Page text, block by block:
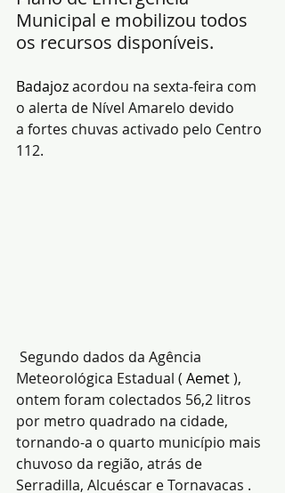
Municipal e mobilizou todos
os recursos disponíveis.
Badajoz acordou na sexta-feira com
o alerta de Nível Amarelo devido
a fortes chuvas activado pelo Centro
112.
Segundo dados da Agência
Meteorológica Estadual ( Aemet),
ontem foram colectados 56,2 litros
por metro quadrado na cidade,
tornando-a o quarto município mais
chuvoso da região, atrás de
Serradilla, Alcuéscar e Tornavacas .